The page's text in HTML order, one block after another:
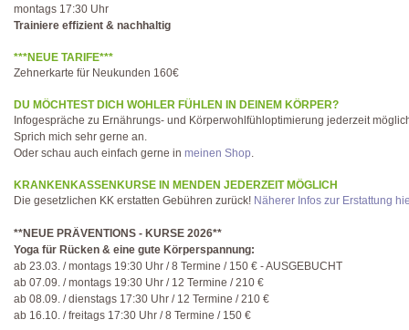
montags 17:30 Uhr
Trainiere effizient & nachhaltig
***NEUE TARIFE***
Zehnerkarte für Neukunden 160€
DU MÖCHTEST DICH WOHLER FÜHLEN IN DEINEM KÖRPER?
Infogespräche zu Ernährungs- und Körperwohlfühloptimierung jederzeit
Sprich mich sehr gerne an.
Oder schau auch einfach gerne in meinen Shop.
KRANKENKASSENKURSE IN MENDEN JEDERZEIT MÖGLICH
Die gesetzlichen KK erstatten Gebühren zurück! Näherer Infos zur Erstattung
**NEUE PRÄVENTIONS - KURSE 2026**
Yoga für Rücken & eine gute Körperspannung:
ab 23.03. / montags 19:30 Uhr / 8 Termine / 150 € - AUSGEBUCHT
ab 07.09. / montags 19:30 Uhr / 12 Termine / 210 €
ab 08.09. / dienstags 17:30 Uhr / 12 Termine / 210 €
ab 16.10. / freitags 17:30 Uhr / 8 Termine / 150 €